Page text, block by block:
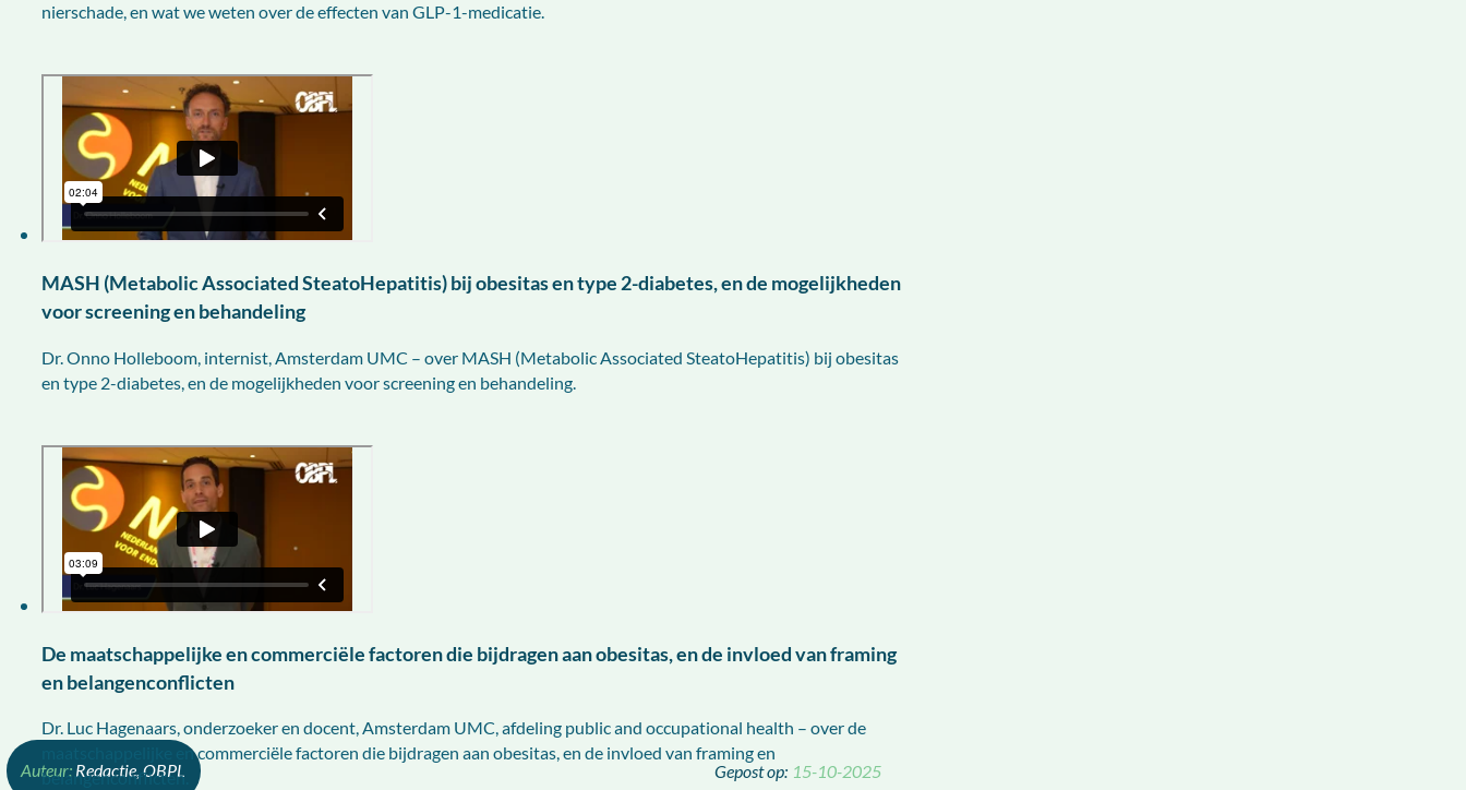
Redactie, OBPL 15-10-2025
nierschade, en wat we weten over de effecten van GLP-1-medicatie.
MASH (Metabolic Associated SteatoHepatitis) bij obesitas en type 2-diabetes, en de mogelijkheden
voor screening en behandeling
Dr. Onno Holleboom, internist, Amsterdam UMC – over MASH (Metabolic Associated SteatoHepatitis) bij obesitas
en type 2-diabetes, en de mogelijkheden voor screening en behandeling.
De maatschappelijke en commerciële factoren die bijdragen aan obesitas, en de invloed van framing
en belangenconflicten
Dr. Luc Hagenaars, onderzoeker en docent, Amsterdam UMC, afdeling public and occupational health – over de
maatschappelijke en commerciële factoren die bijdragen aan obesitas, en de invloed van framing en
belangenconflicten.